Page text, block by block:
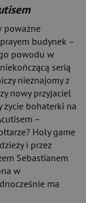
poważne
budynek –
powodu w
serią
nieznajomy z
nowy przyjaciel
życie bohaterki na
–
Holy game
i przez
Sebastianem
w
ma